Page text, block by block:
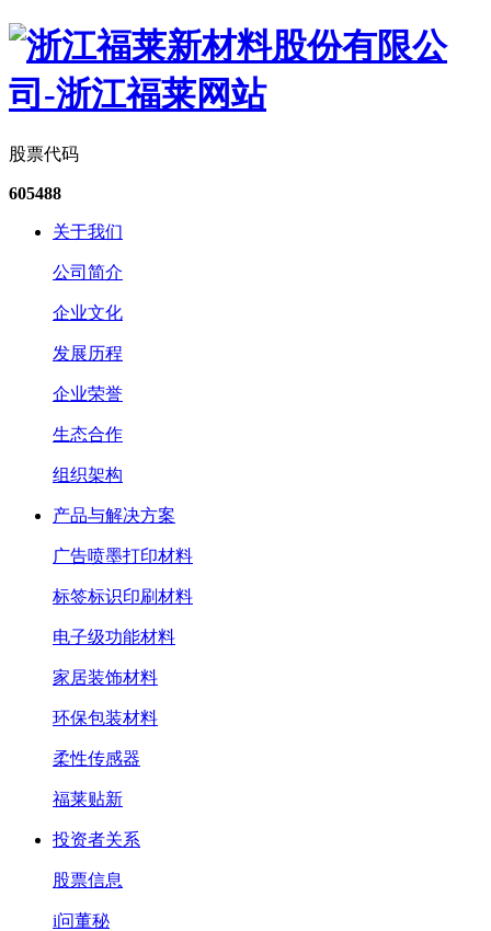
股票代码
605488
关于我们
公司简介
企业文化
发展历程
企业荣誉
生态合作
组织架构
产品与解决方案
广告喷墨打印材料
标签标识印刷材料
电子级功能材料
家居装饰材料
环保包装材料
柔性传感器
福莱贴新
投资者关系
股票信息
i问董秘